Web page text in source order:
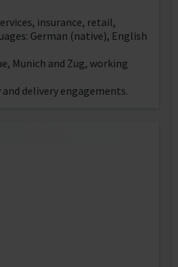
insurance, retail,
German (native), English
Munich and Zug, working
delivery engagements.